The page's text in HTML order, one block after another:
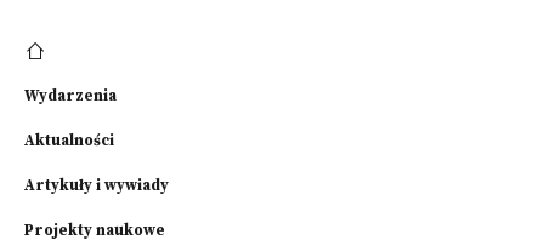
Wydarzenia
Aktualności
Artykuły i wywiady
Projekty naukowe